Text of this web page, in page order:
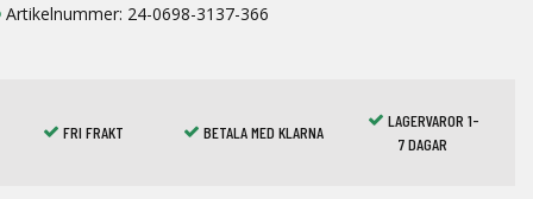
Artikelnummer: 24-0698-3137-366
FRI FRAKT BETALA MED KLARNA
LAGERVAROR 1-
7 DAGAR